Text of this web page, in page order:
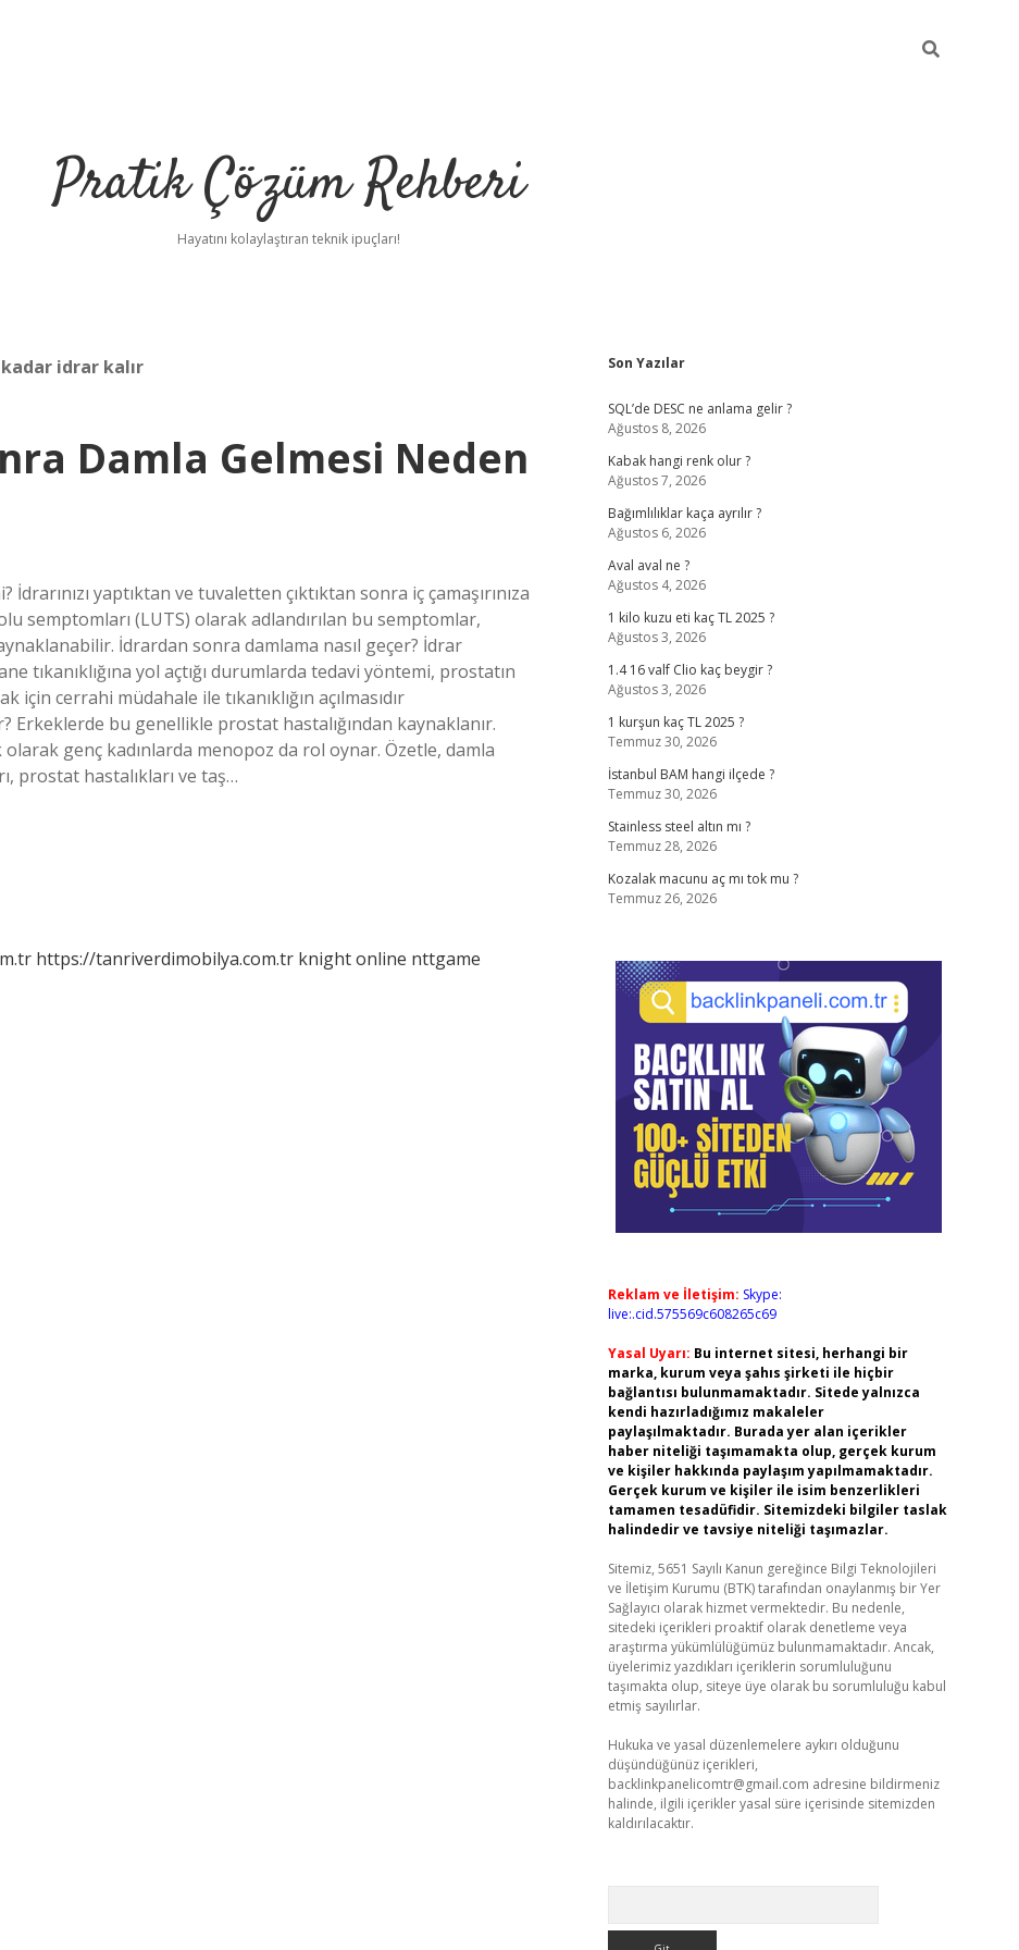
Pratik Çözüm Rehberi
Hayatını kolaylaştıran teknik ipuçları!
idrar kalır
Damla Gelmesi Neden
yaptıktan ve tuvaletten çıktıktan sonra iç çamaşırınıza
semptomları (LUTS) olarak adlandırılan bu semptomlar,
İdrardan sonra damlama nasıl geçer? İdrar
tıkanıklığına yol açtığı durumlarda tedavi yöntemi, prostatın
için cerrahi müdahale ile tıkanıklığın açılmasıdır
bu genellikle prostat hastalığından kaynaklanır.
genç kadınlarda menopoz da rol oynar. Özetle, damla
prostat hastalıkları ve taş…
https://tanriverdimobilya.com.tr knight online nttgame
Sidebar
Son Yazılar
SQL’de DESC ne anlama gelir ?
Ağustos 8, 2026
Kabak hangi renk olur ?
Ağustos 7, 2026
Bağımlılıklar kaça ayrılır ?
Ağustos 6, 2026
Aval aval ne ?
Ağustos 4, 2026
1 kilo kuzu eti kaç TL 2025 ?
Ağustos 3, 2026
1.4 16 valf Clio kaç beygir ?
Ağustos 3, 2026
1 kurşun kaç TL 2025 ?
Temmuz 30, 2026
İstanbul BAM hangi ilçede ?
Temmuz 30, 2026
Stainless steel altın mı ?
Temmuz 28, 2026
Kozalak macunu aç mı tok mu ?
Temmuz 26, 2026
Reklam ve İletişim: Skype:
live:.cid.575569c608265c69
Yasal Uyarı: Bu internet sitesi, herhangi bir
marka, kurum veya şahıs şirketi ile hiçbir
bağlantısı bulunmamaktadır. Sitede yalnızca
kendi hazırladığımız makaleler
paylaşılmaktadır. Burada yer alan içerikler
haber niteliği taşımamakta olup, gerçek kurum
ve kişiler hakkında paylaşım yapılmamaktadır.
Gerçek kurum ve kişiler ile isim benzerlikleri
tamamen tesadüfidir. Sitemizdeki bilgiler taslak
halindedir ve tavsiye niteliği taşımazlar.
Sitemiz, 5651 Sayılı Kanun gereğince Bilgi Teknolojileri
ve İletişim Kurumu (BTK) tarafından onaylanmış bir Yer
Sağlayıcı olarak hizmet vermektedir. Bu nedenle,
sitedeki içerikleri proaktif olarak denetleme veya
araştırma yükümlülüğümüz bulunmamaktadır. Ancak,
üyelerimiz yazdıkları içeriklerin sorumluluğunu
taşımakta olup, siteye üye olarak bu sorumluluğu kabul
etmiş sayılırlar.
Hukuka ve yasal düzenlemelere aykırı olduğunu
düşündüğünüz içerikleri,
backlinkpanelicomtr@gmail.com adresine bildirmeniz
halinde, ilgili içerikler yasal süre içerisinde sitemizden
kaldırılacaktır.